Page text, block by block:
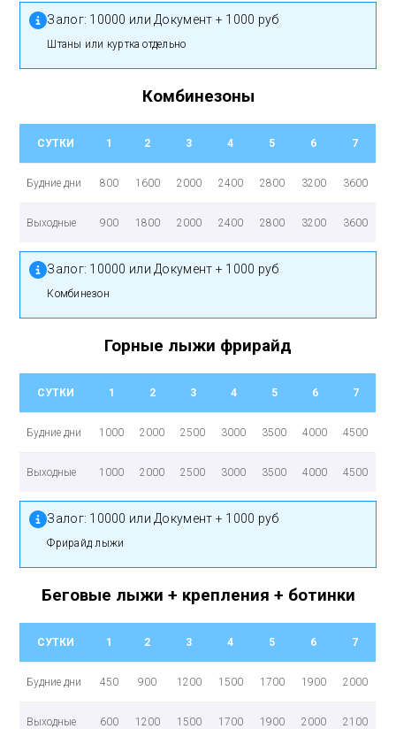
Залог: 10000 или Документ + 1000 руб
штаны или куртка отдельно
Комбинезоны
СУТКИ 1 2 3 4 5 6 7
Будние дни 800 1600 2000 2400 2800 3200 3600
Выходные 900 1800 2000 2400 2800 3200 3600
Залог: 10000 или Документ + 1000 руб
Комбинезон
Горные лыжи фрирайд
СУТКИ 1 2 3 4 5 6 7
Будние дни 1000 2000 2500 3000 3500 4000 4500
Выходные 1000 2000 2500 3000 3500 4000 4500
Залог: 10000 или Документ + 1000 руб
фрирайд лыжи
Беговые лыжи + крепления + ботинки
СУТКИ 1 2 3 4 5 6 7
Будние дни 450 900 1200 1500 1700 1900 2000
Выходные 600 1200 1500 1700 1900 2000 2100